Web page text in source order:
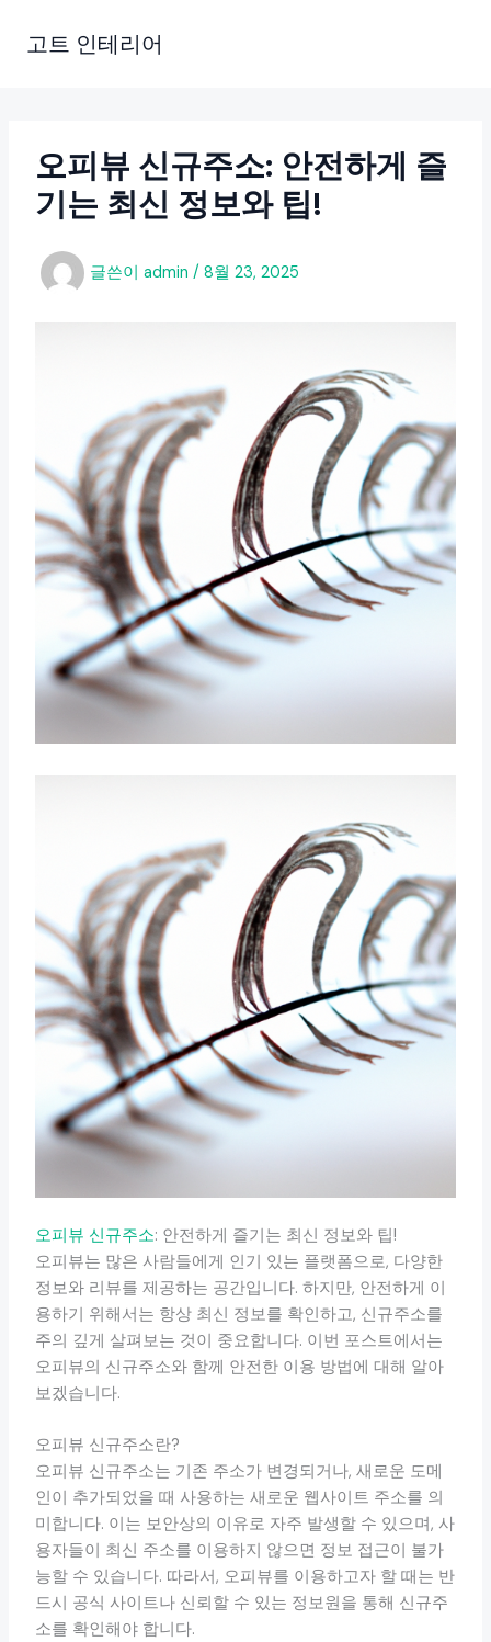
고트 인테리어
오피뷰 신규주소: 안전하게 즐
기는 최신 정보와 팁!
글쓴이 admin / 8월 23, 2025
오피뷰 신규주소: 안전하게 즐기는 최신 정보와 팁!
오피뷰는 많은 사람들에게 인기 있는 플랫폼으로, 다양한
정보와 리뷰를 제공하는 공간입니다. 하지만, 안전하게 이
용하기 위해서는 항상 최신 정보를 확인하고, 신규주소를
주의 깊게 살펴보는 것이 중요합니다. 이번 포스트에서는
오피뷰의 신규주소와 함께 안전한 이용 방법에 대해 알아
보겠습니다.
오피뷰 신규주소란?
오피뷰 신규주소는 기존 주소가 변경되거나, 새로운 도메
인이 추가되었을 때 사용하는 새로운 웹사이트 주소를 의
미합니다. 이는 보안상의 이유로 자주 발생할 수 있으며, 사
용자들이 최신 주소를 이용하지 않으면 정보 접근이 불가
능할 수 있습니다. 따라서, 오피뷰를 이용하고자 할 때는 반
드시 공식 사이트나 신뢰할 수 있는 정보원을 통해 신규주
소를 확인해야 합니다.